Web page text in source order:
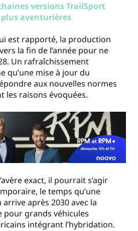
versions TrailSport
aventurières
est rapporté, la production
la fin de l’année pour ne
Un rafraîchissement
qu’une mise à jour du
aux nouvelles normes
les raisons évoquées.
exact, il pourrait s’agir
le temps qu’une
après 2030 avec la
pour grands véhicules
intégrant l’hybridation.